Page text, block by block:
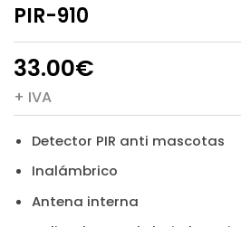
PIR-910
33.00€
+ IVA
Detector PIR anti mascotas
Inalámbrico
Antena interna